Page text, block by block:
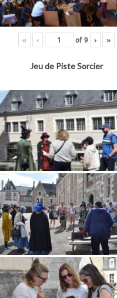
« ‹ of9 › »
Jeu de Piste Sorcier